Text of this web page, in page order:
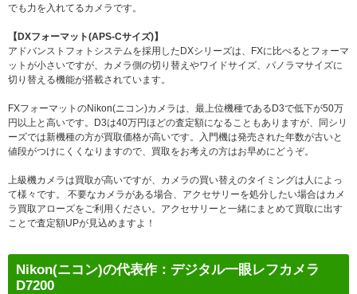
でも力を入れてるカメラです。
【DXフォーマット(APS-Cサイズ)】
アドバンストフォトシステムを採用したDXシリーズは、FXに比べるとフォーマ
ットが小さいですが、カメラ側の切り替えやワイドサイズ、パノラマサイズに
切り替える機能が搭載されています。
FXフォーマットのNikon(ニコン)カメラは、最上位機種であるD3で低下が50万
円以上と高いです。D3は40万円ほどの査定額になることもありますが、同シリ
ーズでは新機種の方が買取価格が高いです。入門機は発売された年数が古いと
値段がつけにくくなりますので、買取をお考えの方はお早めにどうぞ。
上級機カメラは買取が高いですが、カメラの買い替えのタイミングは人によっ
て様々です。 不要なカメラがある場合、アクセサリーを処分したい場合はカメ
ラ買取アローズをご利用ください。アクセサリーと一緒にまとめて買取に出す
ことで査定額UPが見込めますよ！
Nikon(ニコン)の代表作：デジタル一眼レフカメラ
D7200